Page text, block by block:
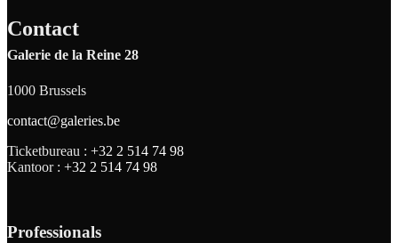
Contact
Galerie de la Reine 28
1000 Brussels
contact@galeries.be
Ticketbureau : +32 2 514 74 98
Kantoor : +32 2 514 74 98
Professionals